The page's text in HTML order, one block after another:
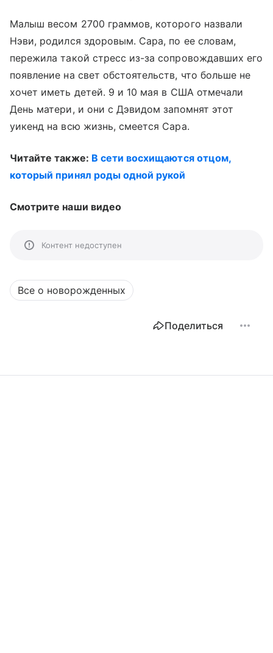
Малыш весом 2700 граммов, которого назвали
Нэви, родился здоровым. Сара, по ее словам,
пережила такой стресс из-за сопровождавших его
появление на свет обстоятельств, что больше не
хочет иметь детей. 9 и 10 мая в США отмечали
День матери, и они с Дэвидом запомнят этот
уикенд на всю жизнь, смеется Сара.
Читайте также: В сети восхищаются отцом,
который принял роды одной рукой
Смотрите наши видео
Контент недоступен
Все о новорожденных
Поделиться